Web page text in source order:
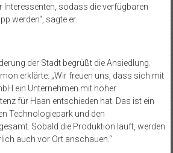
Interessenten, sodass die verfügbaren
werden“, sagte er.
der Stadt begrüßt die Ansiedlung.
erklärte: „Wir freuen uns, dass sich mit
ein Unternehmen mit hoher
für Haan entschieden hat. Das ist ein
Technologiepark und den
Sobald die Produktion läuft, werden
auch vor Ort anschauen.“